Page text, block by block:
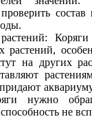
растений,
на других
нужно
не